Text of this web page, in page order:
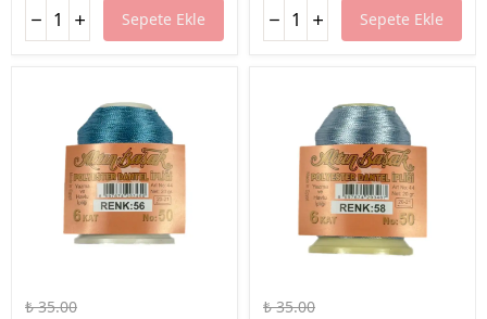
Sepete Ekle Sepete Ekle
₺ 35.00 ₺ 35.00